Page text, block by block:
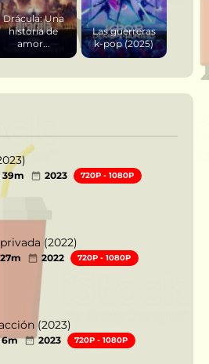
Drácula: Una
historia de
amor...
Las guerreras
k-pop (2025)
39m 2023 720P - 1080P
(2022)
2022 720P - 1080P
(2023)
6m 2023 720P - 1080P